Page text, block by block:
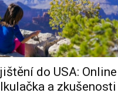
práce,
do USA: Online
a zkušenosti